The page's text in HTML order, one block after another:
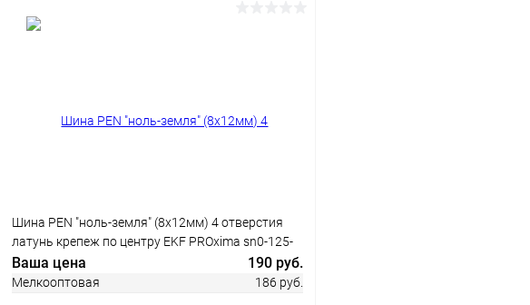
В избранное
Шина PEN "ноль-земля" (8х12мм) 4 отверстия
латунь крепеж по центру EKF PROxima sn0-125-
4-c
Ваша цена 190 руб.
Мелкооптовая 186 руб.